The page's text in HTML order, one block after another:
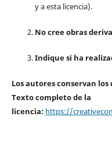
y a esta licencia).
No cree obras
Indique si ha
Los autores conservan
Texto completo de la
licencia: https://